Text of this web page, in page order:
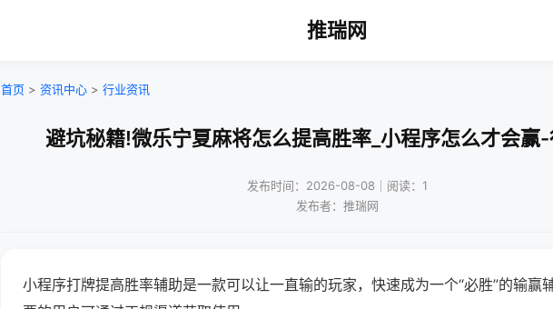
推瑞网
首页 > 资讯中心 > 行业资讯
避坑秘籍!微乐宁夏麻将怎么提高胜率_小程序怎么才会赢
发布时间：2026-08-08｜阅读：1
发布者：推瑞网
小程序打牌提高胜率辅助是一款可以让一直输的玩家，快速成为一个“必胜”的输赢